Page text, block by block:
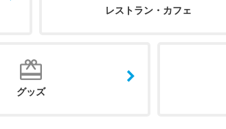
レストラン・カフェ
グッズ